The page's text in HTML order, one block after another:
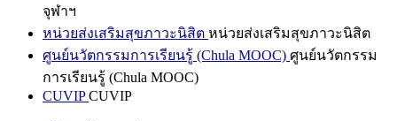
จุฬาฯ
หน่วยส่งเสริมสุขภาวะนิสิต หน่วยส่งเสริมสุขภาวะนิสิต
ศูนย์นวัตกรรมการเรียนรู้ (Chula MOOC) ศูนย์นวัตกรรม
การเรียนรู้ (Chula MOOC)
CUVIPCUVIP